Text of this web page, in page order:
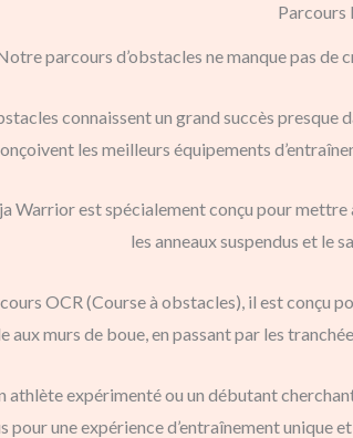
Parcours
parcours d’obstacles ne manque pas
connaissent un grand succès presque
les meilleurs équipements
Warrior est spécialement conçu pour mettre
les anneaux suspendus et le
OCR (Course à obstacles), il est conçu
aux murs de boue, en passant par les
athlète expérimenté ou un débutant
pour une expérience d’entraînement unique